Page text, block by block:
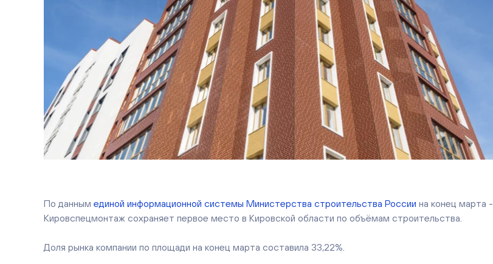
По данным единой информационной системы Министерства строительства России на конец марта -
Кировспецмонтаж сохраняет первое место в Кировской области по объёмам строительства.
Доля рынка компании по площади на конец марта составила 33,22%.